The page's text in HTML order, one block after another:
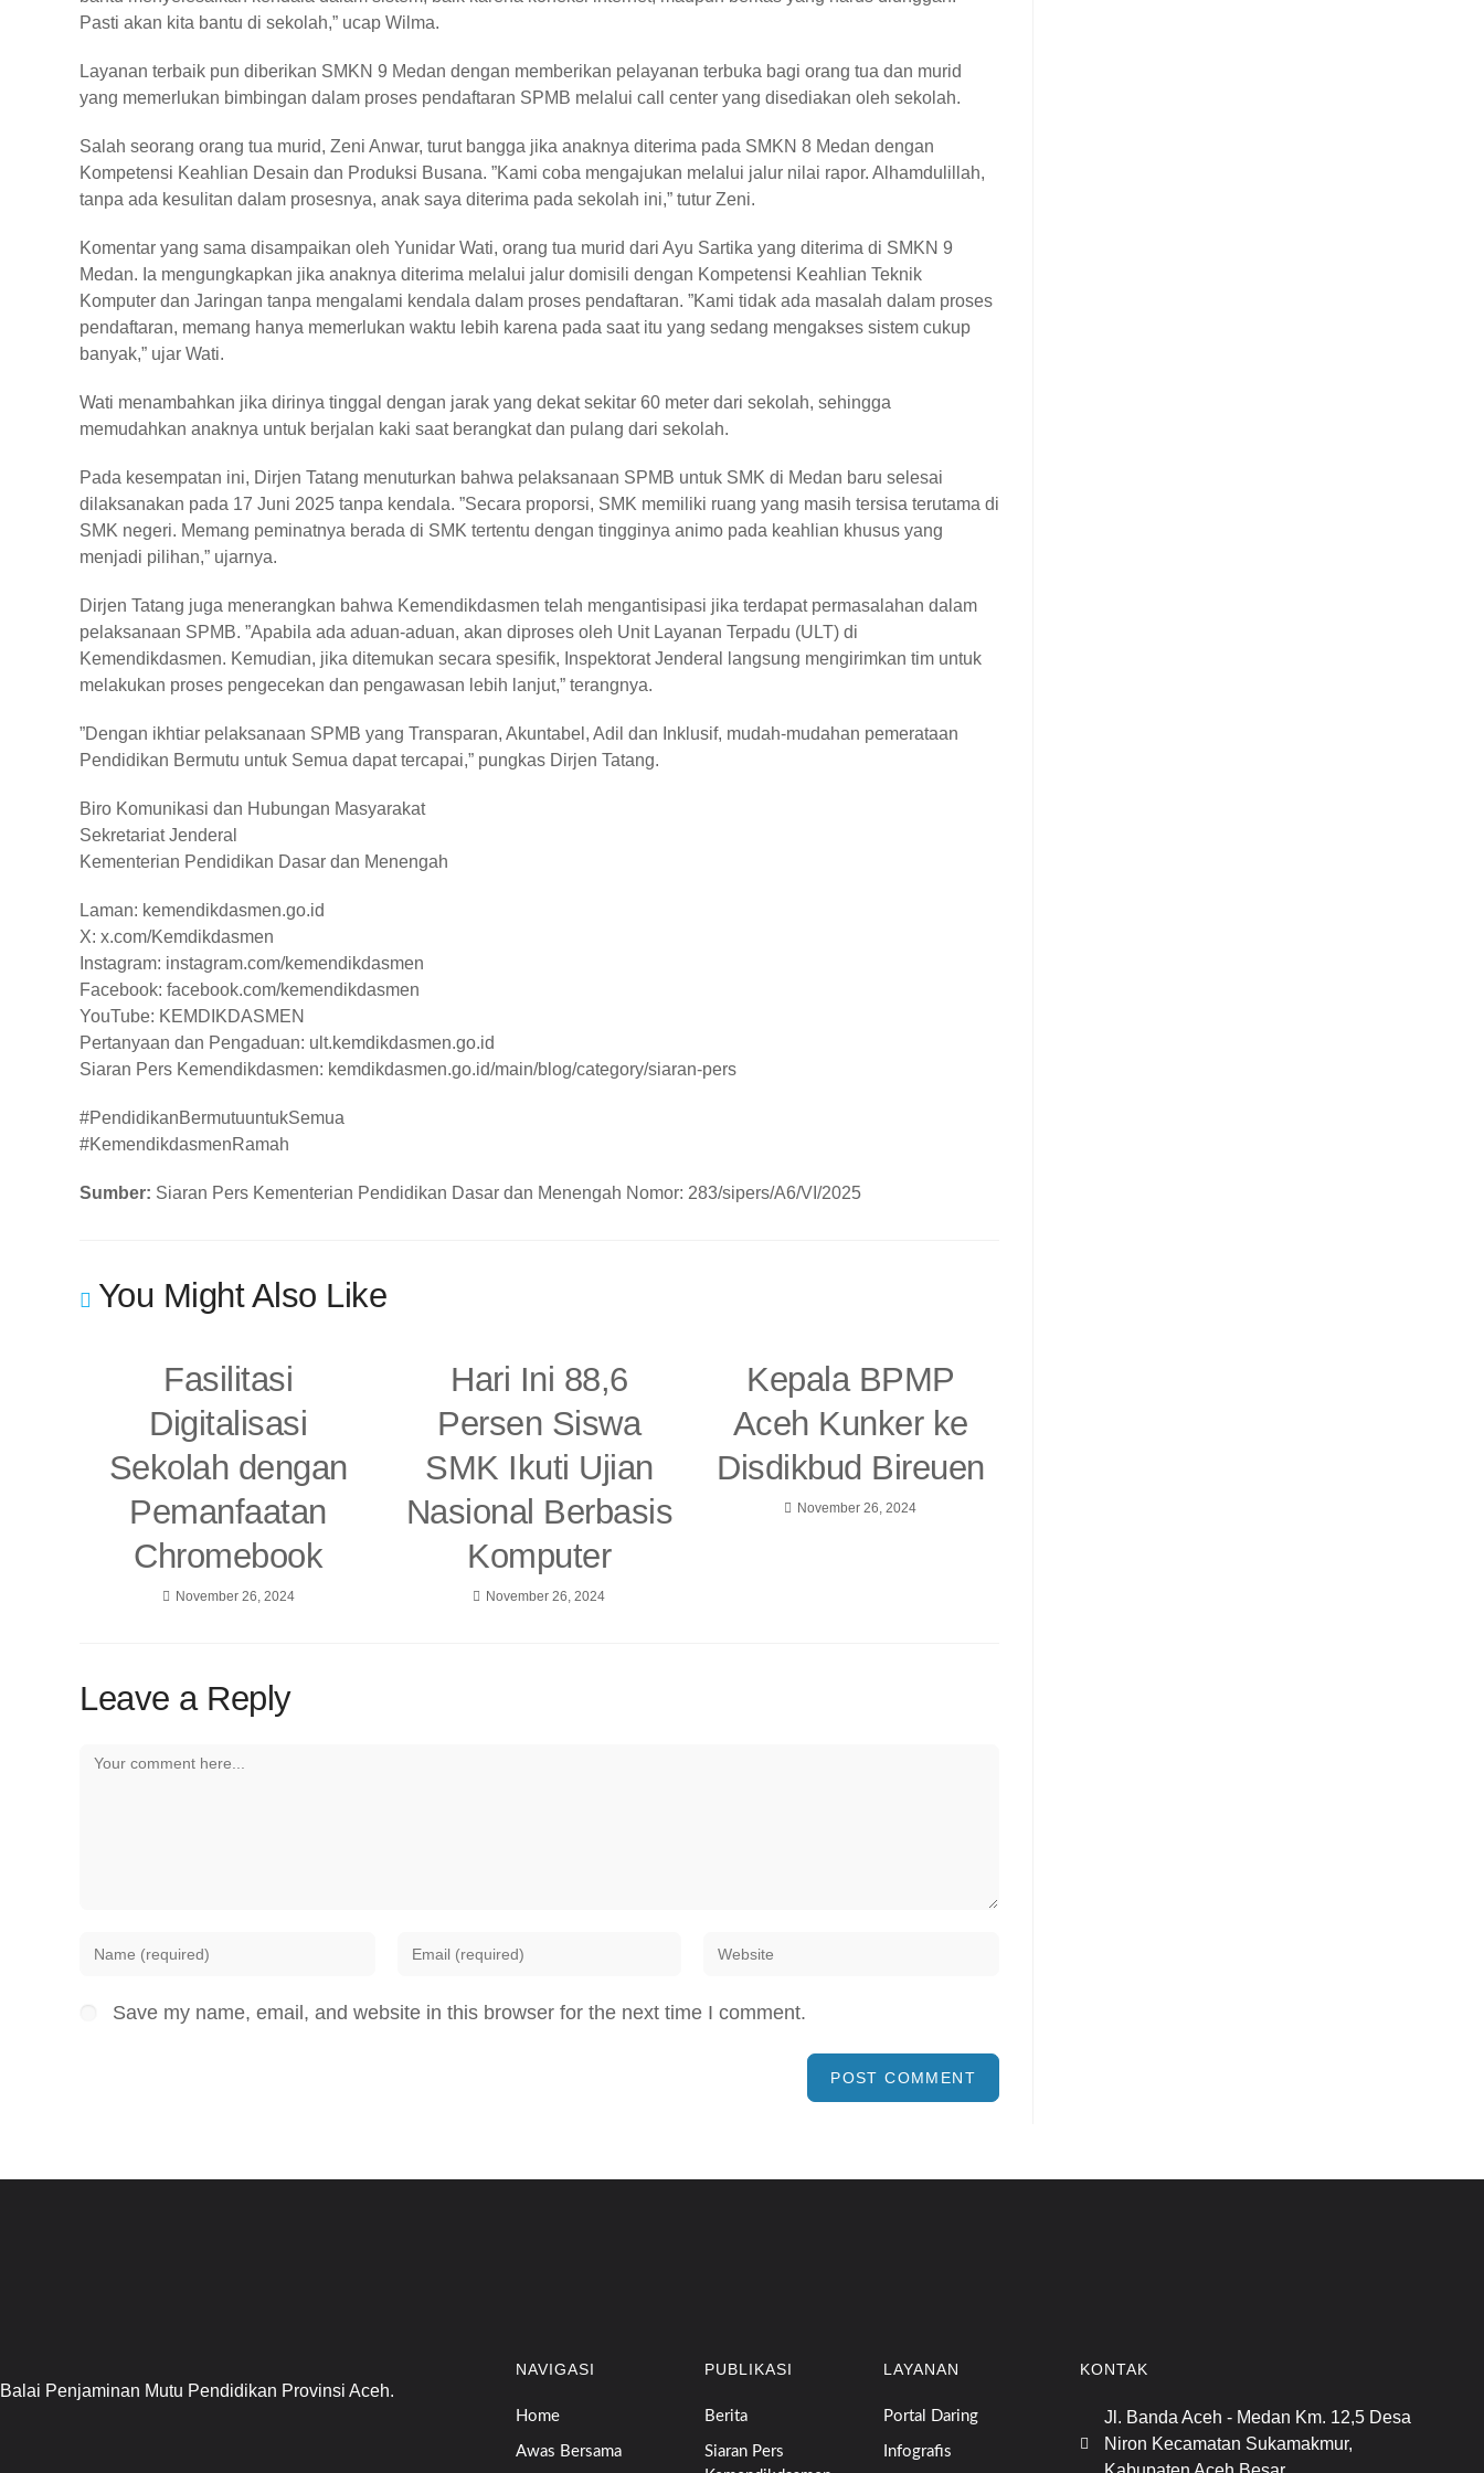
Pasti akan kita bantu di sekolah,” ucap Wilma.
Layanan terbaik pun diberikan SMKN 9 Medan dengan memberikan pelayanan terbuka bagi orang tua dan murid
yang memerlukan bimbingan dalam proses pendaftaran SPMB melalui call center yang disediakan oleh sekolah.
Salah seorang orang tua murid, Zeni Anwar, turut bangga jika anaknya diterima pada SMKN 8 Medan dengan
Kompetensi Keahlian Desain dan Produksi Busana. ”Kami coba mengajukan melalui jalur nilai rapor. Alhamdulillah,
tanpa ada kesulitan dalam prosesnya, anak saya diterima pada sekolah ini,” tutur Zeni.
Komentar yang sama disampaikan oleh Yunidar Wati, orang tua murid dari Ayu Sartika yang diterima di SMKN 9
Medan. Ia mengungkapkan jika anaknya diterima melalui jalur domisili dengan Kompetensi Keahlian Teknik
Komputer dan Jaringan tanpa mengalami kendala dalam proses pendaftaran. ”Kami tidak ada masalah dalam proses
pendaftaran, memang hanya memerlukan waktu lebih karena pada saat itu yang sedang mengakses sistem cukup
banyak,” ujar Wati.
Wati menambahkan jika dirinya tinggal dengan jarak yang dekat sekitar 60 meter dari sekolah, sehingga
memudahkan anaknya untuk berjalan kaki saat berangkat dan pulang dari sekolah.
Pada kesempatan ini, Dirjen Tatang menuturkan bahwa pelaksanaan SPMB untuk SMK di Medan baru selesai
dilaksanakan pada 17 Juni 2025 tanpa kendala. ”Secara proporsi, SMK memiliki ruang yang masih tersisa terutama di
SMK negeri. Memang peminatnya berada di SMK tertentu dengan tingginya animo pada keahlian khusus yang
menjadi pilihan,” ujarnya.
Dirjen Tatang juga menerangkan bahwa Kemendikdasmen telah mengantisipasi jika terdapat permasalahan dalam
pelaksanaan SPMB. ”Apabila ada aduan-aduan, akan diproses oleh Unit Layanan Terpadu (ULT) di
Kemendikdasmen. Kemudian, jika ditemukan secara spesifik, Inspektorat Jenderal langsung mengirimkan tim untuk
melakukan proses pengecekan dan pengawasan lebih lanjut,” terangnya.
”Dengan ikhtiar pelaksanaan SPMB yang Transparan, Akuntabel, Adil dan Inklusif, mudah-mudahan pemerataan
Pendidikan Bermutu untuk Semua dapat tercapai,” pungkas Dirjen Tatang.
Biro Komunikasi dan Hubungan Masyarakat
Sekretariat Jenderal
Kementerian Pendidikan Dasar dan Menengah
Laman: kemendikdasmen.go.id
X: x.com/Kemdikdasmen
Instagram: instagram.com/kemendikdasmen
Facebook: facebook.com/kemendikdasmen
YouTube: KEMDIKDASMEN
Pertanyaan dan Pengaduan: ult.kemdikdasmen.go.id
Siaran Pers Kemendikdasmen: kemdikdasmen.go.id/main/blog/category/siaran-pers
#PendidikanBermutuuntukSemua
#KemendikdasmenRamah
Sumber: Siaran Pers Kementerian Pendidikan Dasar dan Menengah Nomor: 283/sipers/A6/VI/2025
You Might Also Like
Fasilitasi
Digitalisasi
Sekolah dengan
Pemanfaatan
Chromebook
November 26, 2024
Hari Ini 88,6
Persen Siswa
SMK Ikuti Ujian
Nasional Berbasis
Komputer
November 26, 2024
Kepala BPMP
Aceh Kunker ke
Disdikbud Bireuen
November 26, 2024
Leave a Reply
Save my name, email, and website in this browser for the next time I comment.
Balai Penjaminan Mutu Pendidikan Provinsi Aceh.
NAVIGASI
Home
Awas Bersama
PUBLIKASI
Berita
Siaran Pers
LAYANAN
Portal Daring
Infografis
KONTAK
Jl. Banda Aceh - Medan Km. 12,5 Desa
Niron Kecamatan Sukamakmur,